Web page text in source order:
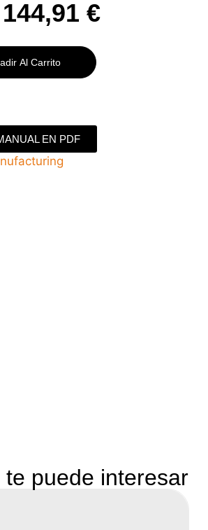
144,91 €
Al Carrito
EN PDF
te puede interesar